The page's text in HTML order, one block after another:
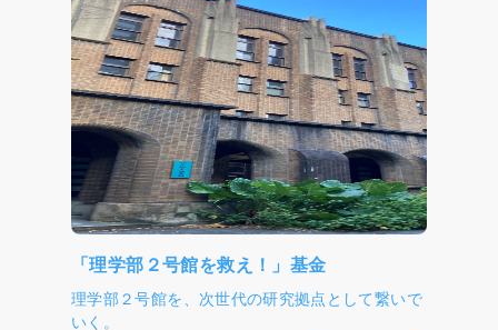
「理学部２号館を救え！」基金
理学部２号館を、次世代の研究拠点として繋いで
いく。